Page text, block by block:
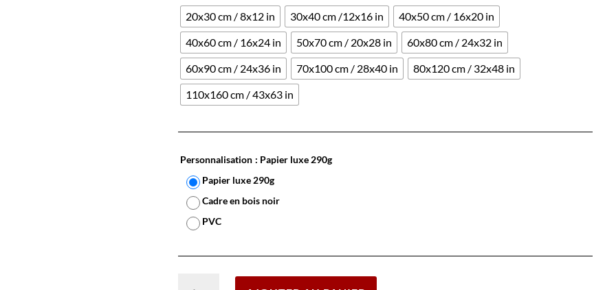
20x30 cm / 8x12 in 30x40 cm /12x16 in
40x50 cm / 16x20 in
40x60 cm / 16x24 in
50x70 cm / 20x28 in
60x80 cm / 24x32 in
60x90 cm / 24x36 in
70x100 cm / 28x40 in
80x120 cm / 32x48 in
110x160 cm / 43x63 in
Personnalisation : Papier luxe 290g
Papier luxe 290g
Cadre en bois noir
PVC